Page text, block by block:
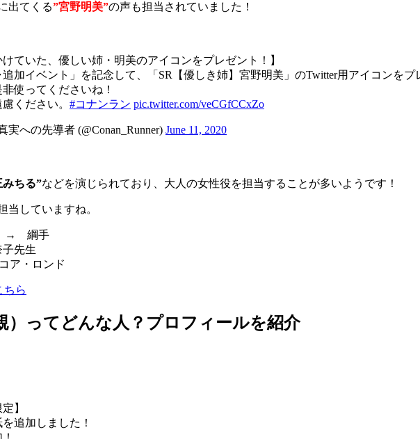
出てくる”宮野明美”の声も担当されていました！
ていた、優しい姉・明美のアイコンをプレゼント！】
追加イベント」を記念して、「SR【優しき姉】宮野明美」のTwitter用アイコンをプ
使ってくださいね！
ください。 #コナンラン pic.twitter.com/veCGfCCxZo
への先導者 (@Conan_Runner) June 11, 2020
みちる”などを演じられており、大人の女性役を担当することが多いようです！
当していますね。
→ 綱手
先生
ア・ロンド
ちら
）ってどんな人？プロフィールを紹介
】
追加しました！